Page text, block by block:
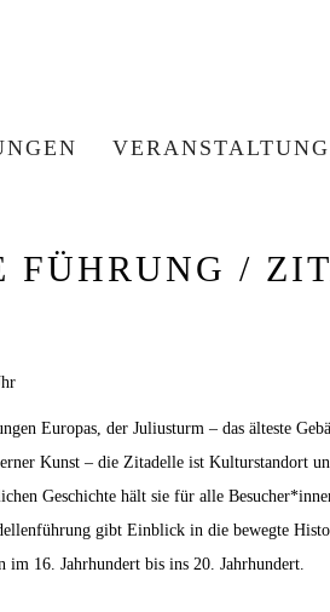
FÜHRUNG /
Europas, der Juliusturm – das älteste
Kunst – die Zitadelle ist Kulturstandort
Geschichte hält sie für alle
gibt Einblick in die bewegte
im 16. Jahrhundert bis ins 20. Jahrhundert.